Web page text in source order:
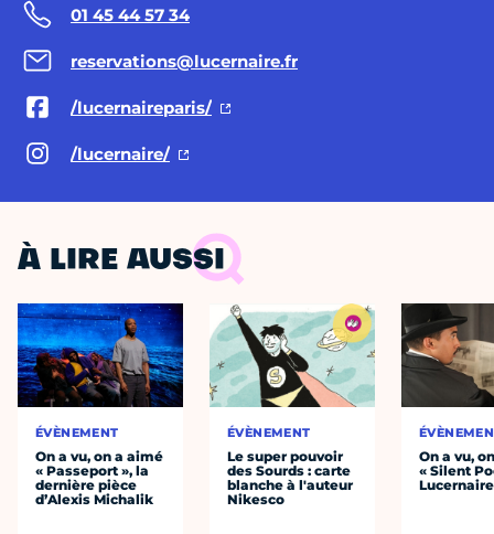
01 45 44 57 34
reservations@lucernaire.fr
/lucernaireparis/
/lucernaire/
À LIRE AUSSI
ÉVÈNEMENT
On a vu, on a aimé
« Passeport », la
dernière pièce
d’Alexis Michalik
ÉVÈNEMENT
Le super pouvoir
des Sourds : carte
blanche à l'auteur
Nikesco
On a vu,
« Silent
Lucernaire